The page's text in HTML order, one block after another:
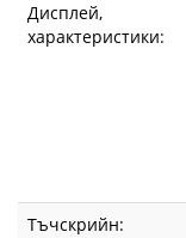
Дисплей,
характеристики:
Тъчскрийн: